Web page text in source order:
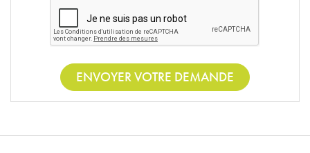
ENVOYER VOTRE DEMANDE